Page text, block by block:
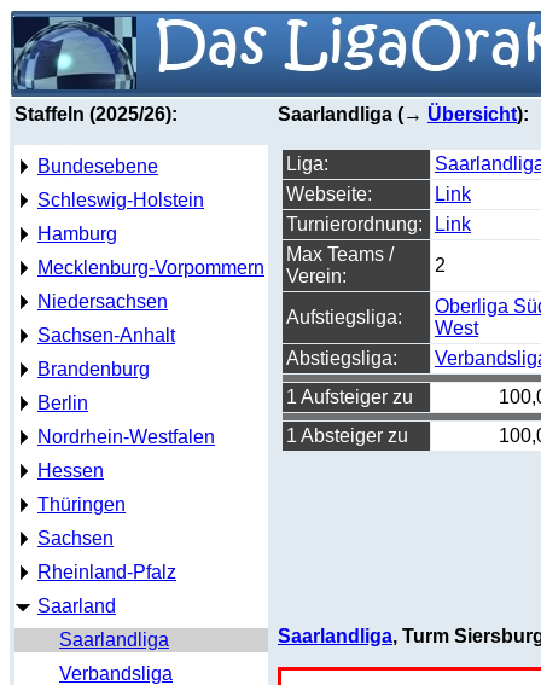
Staffeln (2025/26):
Bundesebene
Schleswig-Holstein
Hamburg
Mecklenburg-Vorpommern
Niedersachsen
Sachsen-Anhalt
Brandenburg
Berlin
Nordrhein-Westfalen
Hessen
Thüringen
Sachsen
Rheinland-Pfalz
Saarland
Saarlandliga
Verbandsliga
Saarlandliga (→ Übersicht):
Liga:
Webseite:
Link
Turnierordnung:
Link
Max Teams /
Verein:
2
Aufstiegsliga:
Oberliga
West
Abstiegsliga:
1 Aufsteiger zu
1 Absteiger zu
Saarlandliga, Turm